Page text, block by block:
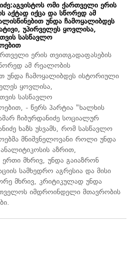
ომი ქართველი ერის
აქტად იქცა და სწორედ ამ
უნდა ჩამოყალიბდეს
უპირველეს ყოვლისა,
სასწავლო
ერის თვითგადაფასების
ამ რეალობის
უნდა ჩამოყალიბდეს ისტორიული
ყოვლისა,
სასწავლო
- წერს პარტია "ხალხის
ჩიბურდანიძე სოციალურ
ხაზს უსვამს, რომ სასწავლო
მნიშვნელოვანი როლი უნდა
აზრით,
მხრივ, უნდა გაიაზრონ
სამხედრო აგრესია და მისი
მხრივ, კრიტიკულად უნდა
იმდროინდელი მთავრობის